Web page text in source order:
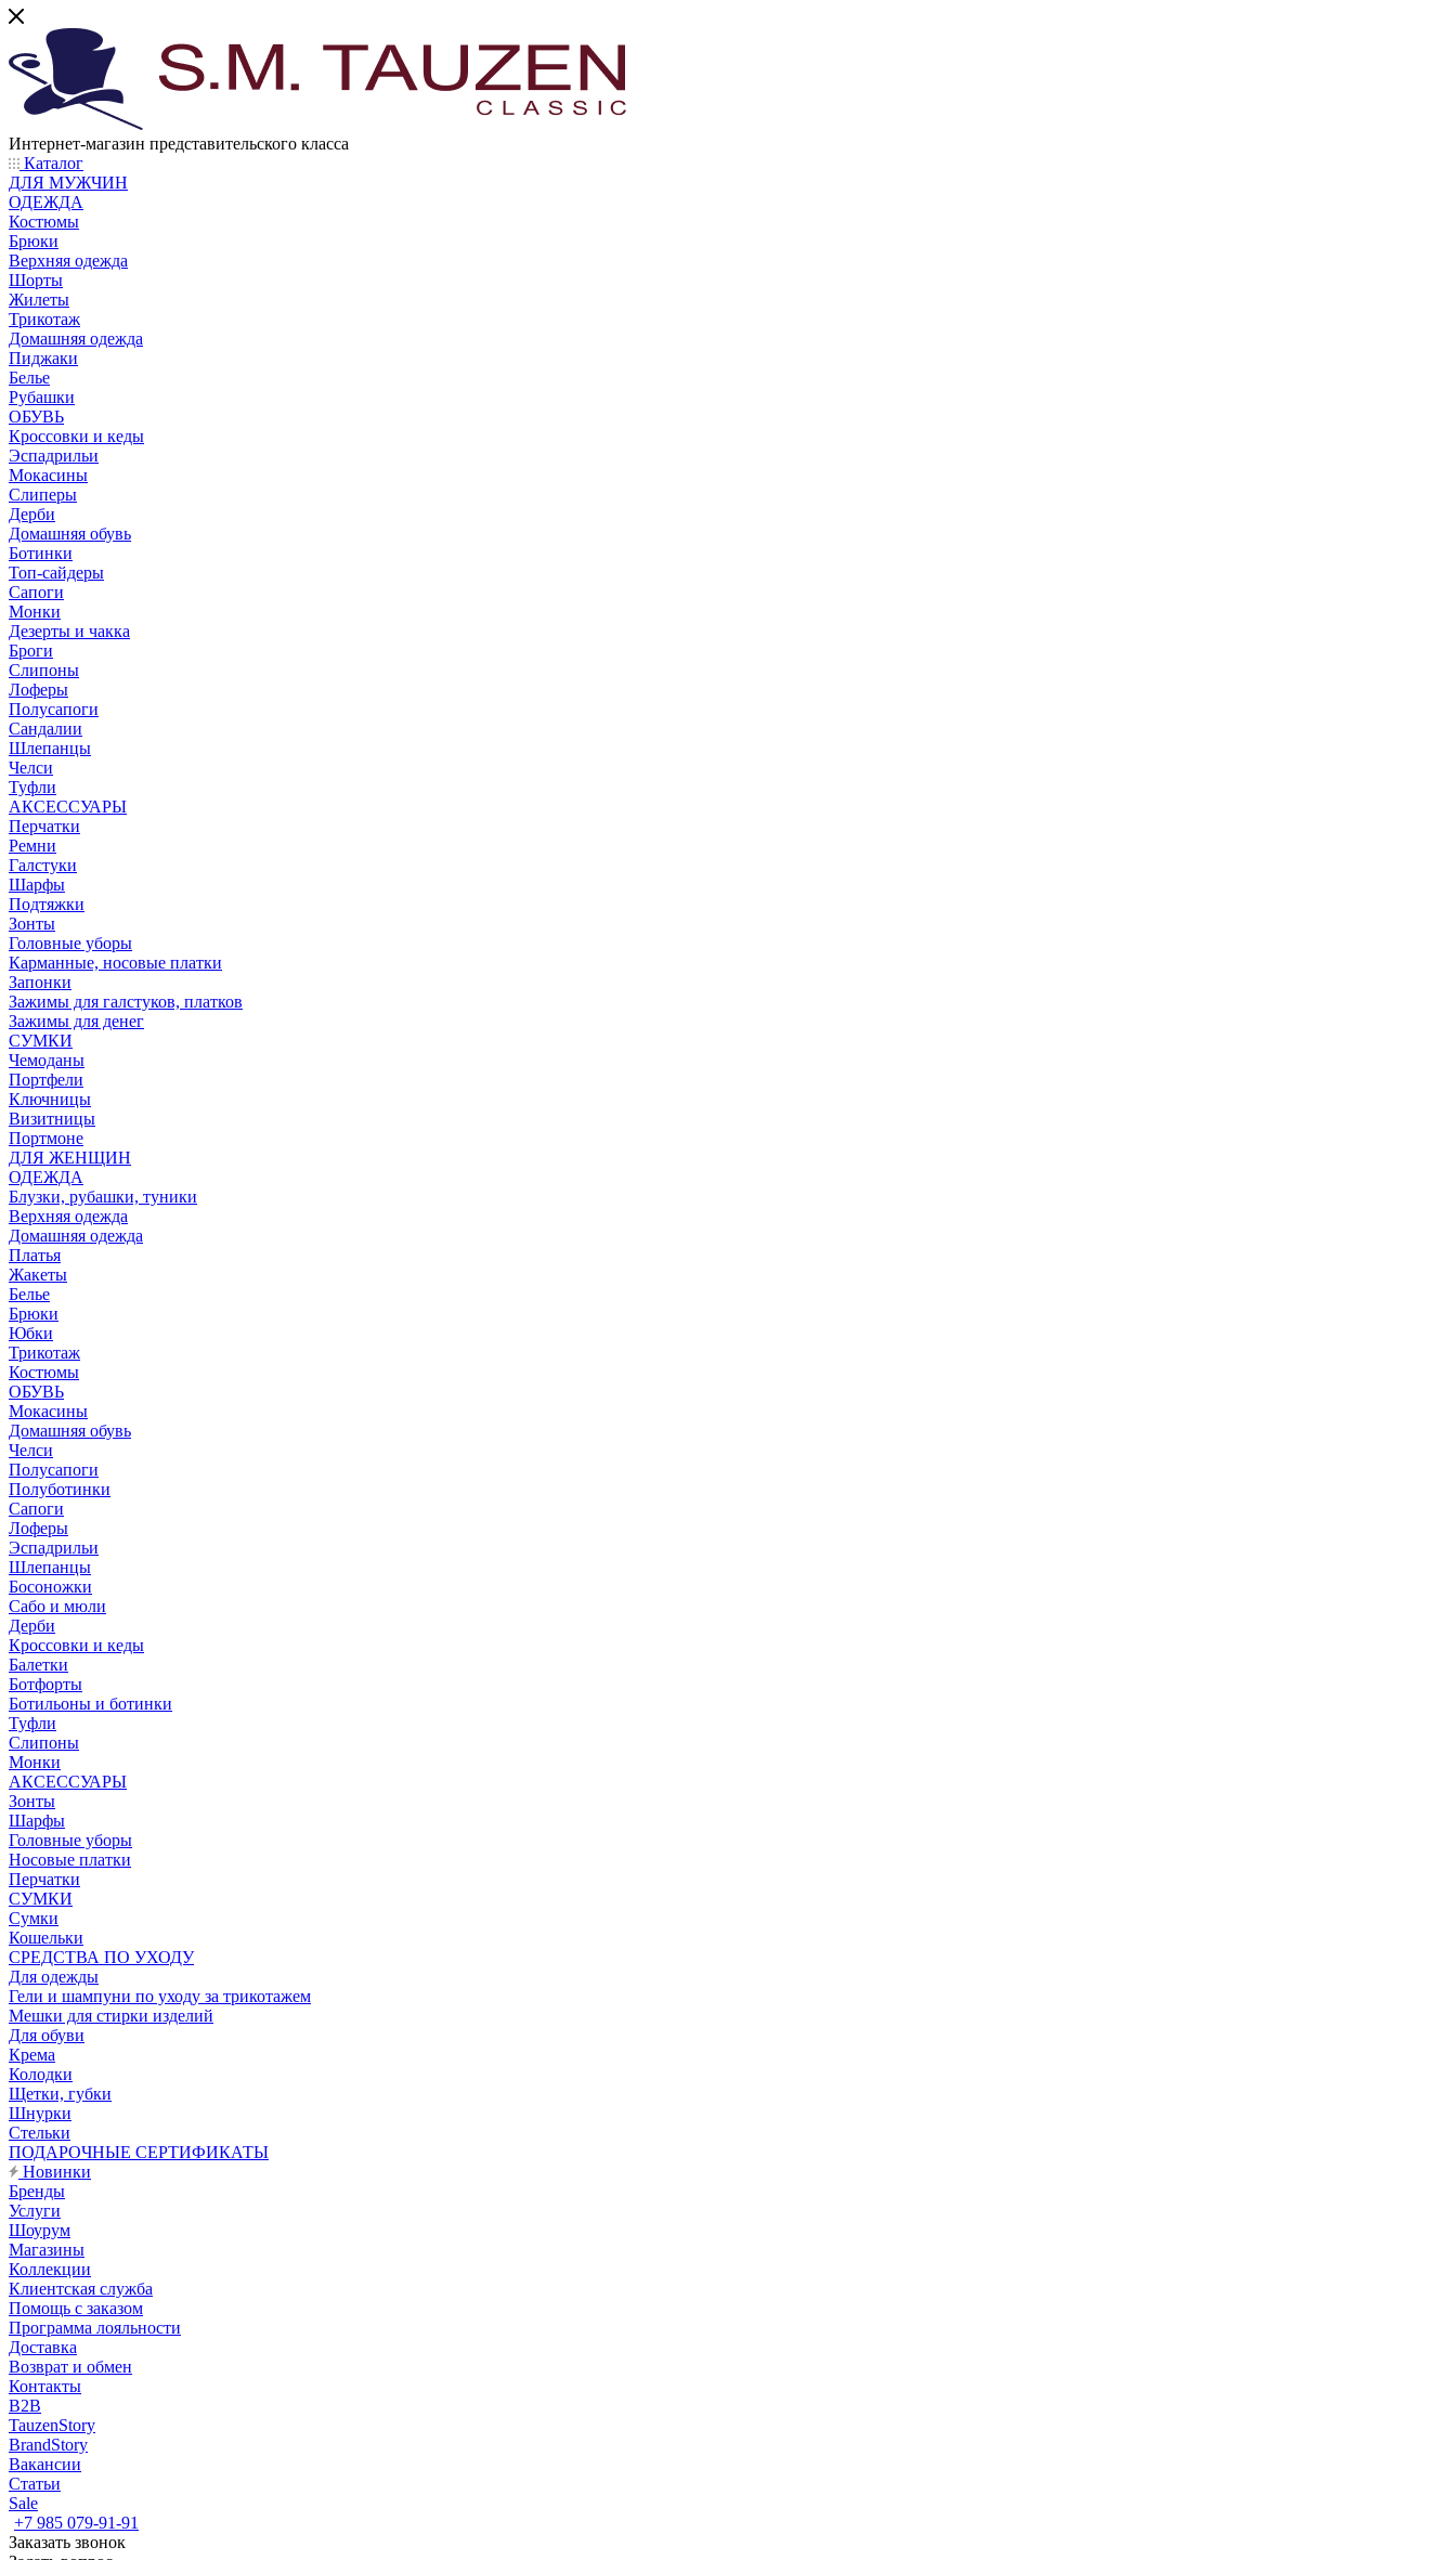
Интернет-магазин представительского класса
Каталог
ДЛЯ МУЖЧИН
ОДЕЖДА
Костюмы
Брюки
Верхняя одежда
Шорты
Жилеты
Трикотаж
Домашняя одежда
Пиджаки
Белье
Рубашки
ОБУВЬ
Кроссовки и кеды
Эспадрильи
Мокасины
Слиперы
Дерби
Домашняя обувь
Ботинки
Топ-сайдеры
Сапоги
Монки
Дезерты и чакка
Броги
Слипоны
Лоферы
Полусапоги
Сандалии
Шлепанцы
Челси
Туфли
АКСЕССУАРЫ
Перчатки
Ремни
Галстуки
Шарфы
Подтяжки
Зонты
Головные уборы
Карманные, носовые платки
Запонки
Зажимы для галстуков, платков
Зажимы для денег
СУМКИ
Чемоданы
Портфели
Ключницы
Визитницы
Портмоне
ДЛЯ ЖЕНЩИН
ОДЕЖДА
Блузки, рубашки, туники
Верхняя одежда
Домашняя одежда
Платья
Жакеты
Белье
Брюки
Юбки
Трикотаж
Костюмы
ОБУВЬ
Мокасины
Домашняя обувь
Челси
Полусапоги
Полуботинки
Сапоги
Лоферы
Эспадрильи
Шлепанцы
Босоножки
Сабо и мюли
Дерби
Кроссовки и кеды
Балетки
Ботфорты
Ботильоны и ботинки
Туфли
Слипоны
Монки
АКСЕССУАРЫ
Зонты
Шарфы
Головные уборы
Носовые платки
Перчатки
СУМКИ
Сумки
Кошельки
CРЕДСТВА ПО УХОДУ
Для одежды
Гели и шампуни по уходу за трикотажем
Мешки для стирки изделий
Для обуви
Крема
Колодки
Щетки, губки
Шнурки
Стельки
ПОДАРОЧНЫЕ СЕРТИФИКАТЫ
Новинки
Бренды
Услуги
Шоурум
Магазины
Коллекции
Клиентская служба
Помощь с заказом
Программа лояльности
Доставка
Возврат и обмен
Контакты
B2B
TauzenStory
BrandStory
Вакансии
Статьи
Sale
+7 985 079-91-91
Заказать звонок